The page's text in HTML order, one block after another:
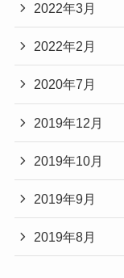
2022年3月
2022年2月
2020年7月
2019年12月
2019年10月
2019年9月
2019年8月